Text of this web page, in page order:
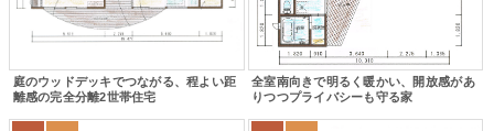
庭のウッドデッキでつながる、程よい距
離感の完全分離2世帯住宅
全室南向きで明るく暖かい、開放感があ
りつつプライバシーも守る家